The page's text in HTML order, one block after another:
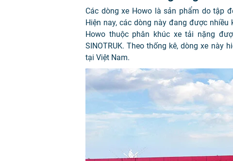
Các dòng xe Howo là sản phẩm do tập
Hiện nay, các dòng này đang được
Howo thuộc phân khúc xe tải nặng
SINOTRUK. Theo thống kê, dòng xe này
tại Việt Nam.